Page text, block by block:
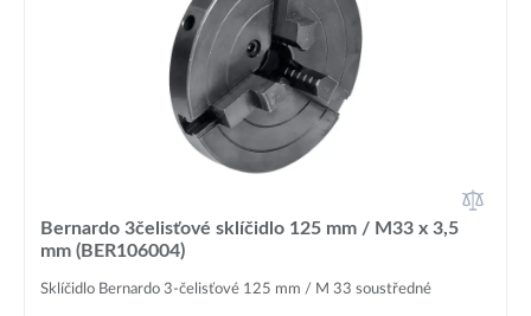
Bernardo 3čelisťové sklíčidlo 125 mm / M33 x 3,5
mm (BER106004)
Sklíčidlo Bernardo 3-čelisťové 125 mm / M 33 soustředné